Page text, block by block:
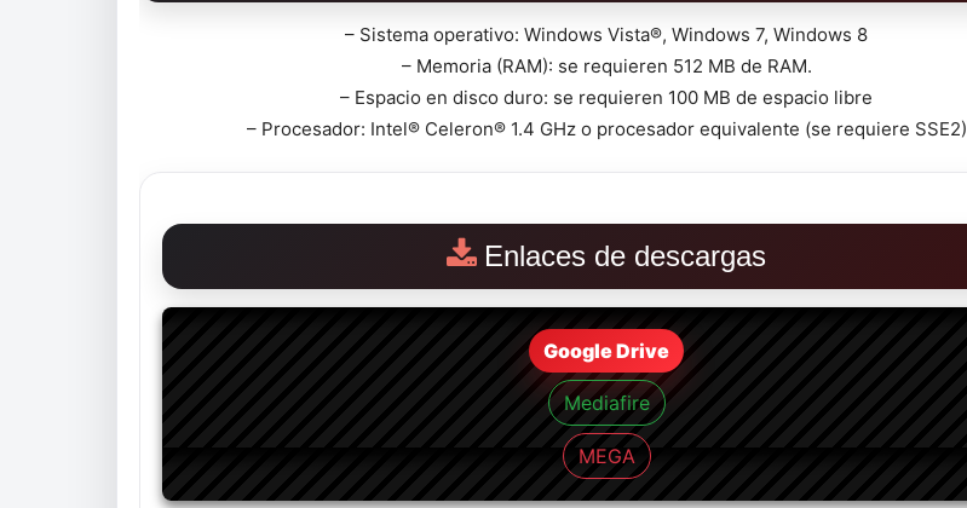
– Sistema operativo: Windows Vista®, Windows 7, Windows 8
– Memoria (RAM): se requieren 512 MB de RAM.
– Espacio en disco duro: se requieren 100 MB de espacio libre
– Procesador: Intel® Celeron® 1.4 GHz o procesador equivalente (se requiere SSE2)
Enlaces de descargas
Google Drive
Mediafire
MEGA